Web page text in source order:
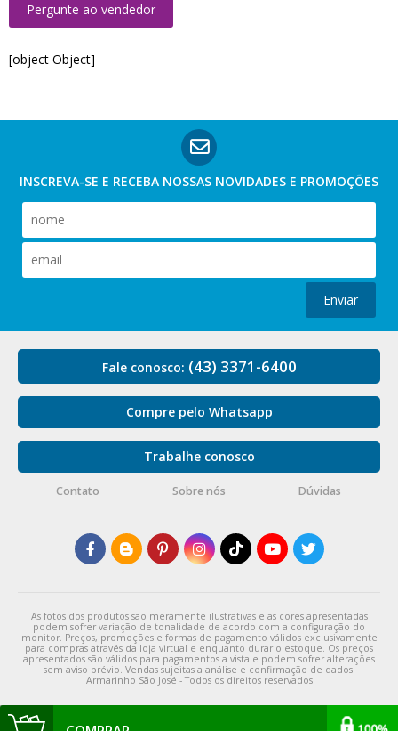
Pergunte ao vendedor
[object Object]
INSCREVA-SE E RECEBA NOSSAS NOVIDADES E PROMOÇÕES
Enviar
Fale conosco: (43) 3371-6400
Compre pelo Whatsapp
Trabalhe conosco
Contato Sobre nós Dúvidas
As fotos dos produtos são meramente ilustrativas e as cores apresentadas
podem sofrer variação de tonalidade de acordo com a configuração do
monitor. Preços, promoções e formas de pagamento válidos exclusivamente
para compras através da loja virtual e enquanto durar o estoque. Os preços
apresentados são válidos para pagamentos a vista e podem sofrer alterações
sem aviso prévio. Vendas sujeitas a análise e confirmação de dados.
Armarinho São José - Todos os direitos reservados